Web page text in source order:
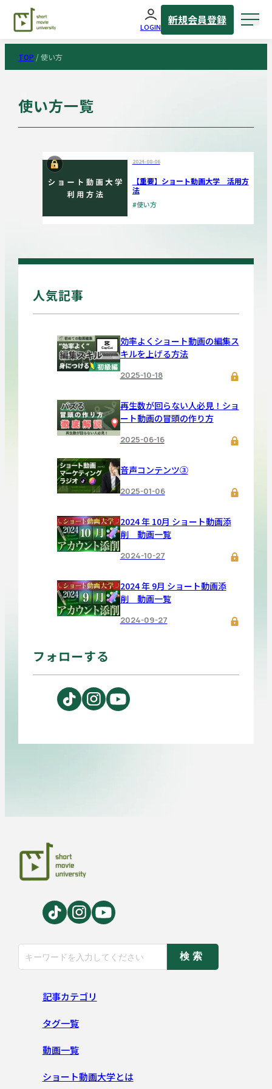
LOGIN 新規会員登録
TOP /使い方
使い方一覧
2024-08-06
【重要】ショート動画大学 活用方
法
#使い方
人気記事
効率よくショート動画の編集ス
キルを上げる方法
2025-10-18
再生数が回らない人必見！ショ
ート動画の冒頭の作り方
2025-06-16
音声コンテンツ③
2025-01-06
2024 年 10月 ショート動画添
削 動画一覧
2024-10-27
2024 年 9月 ショート動画添
削 動画一覧
2024-09-27
フォローする
検索
記事カテゴリ
タグ一覧
動画一覧
ショート動画大学とは